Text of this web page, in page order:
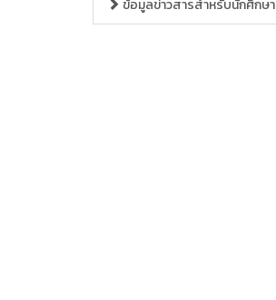
ข้อมูลข่าวสารสำหรับนักศึกษา